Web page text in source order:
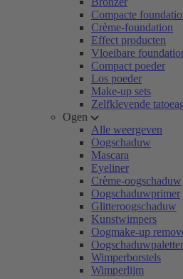
Compacte
Crème-foundation
Effect producten
Vloeibare
Compact poeder
Los poeder
Make-up sets
Zelfklevende
Ogen
Alle weergeven
Oogschaduw
Mascara
Eyeliner
Crème-oogschaduw
Oogschaduwprimer
Glitteroogschaduw
Kunstwimpers
Oogmake-up
Wimperborstels
Wimperlijm